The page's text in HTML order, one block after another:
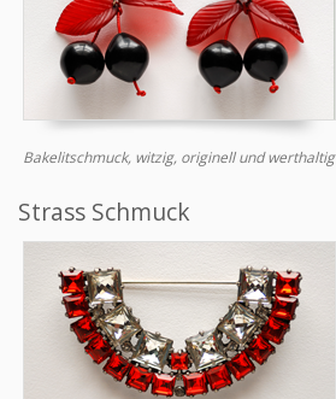
Bakelitschmuck, witzig, originell und werthaltig
Strass Schmuck